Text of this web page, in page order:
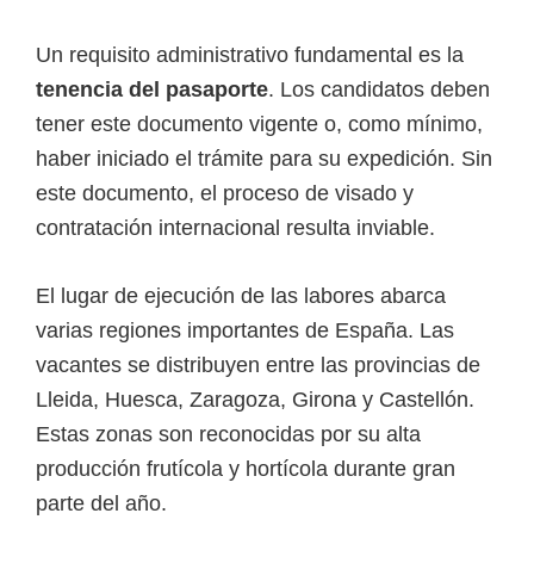
Un requisito administrativo fundamental es la
tenencia del pasaporte. Los candidatos deben
tener este documento vigente o, como mínimo,
haber iniciado el trámite para su expedición. Sin
este documento, el proceso de visado y
contratación internacional resulta inviable.
El lugar de ejecución de las labores abarca
varias regiones importantes de España. Las
vacantes se distribuyen entre las provincias de
Lleida, Huesca, Zaragoza, Girona y Castellón.
Estas zonas son reconocidas por su alta
producción frutícola y hortícola durante gran
parte del año.